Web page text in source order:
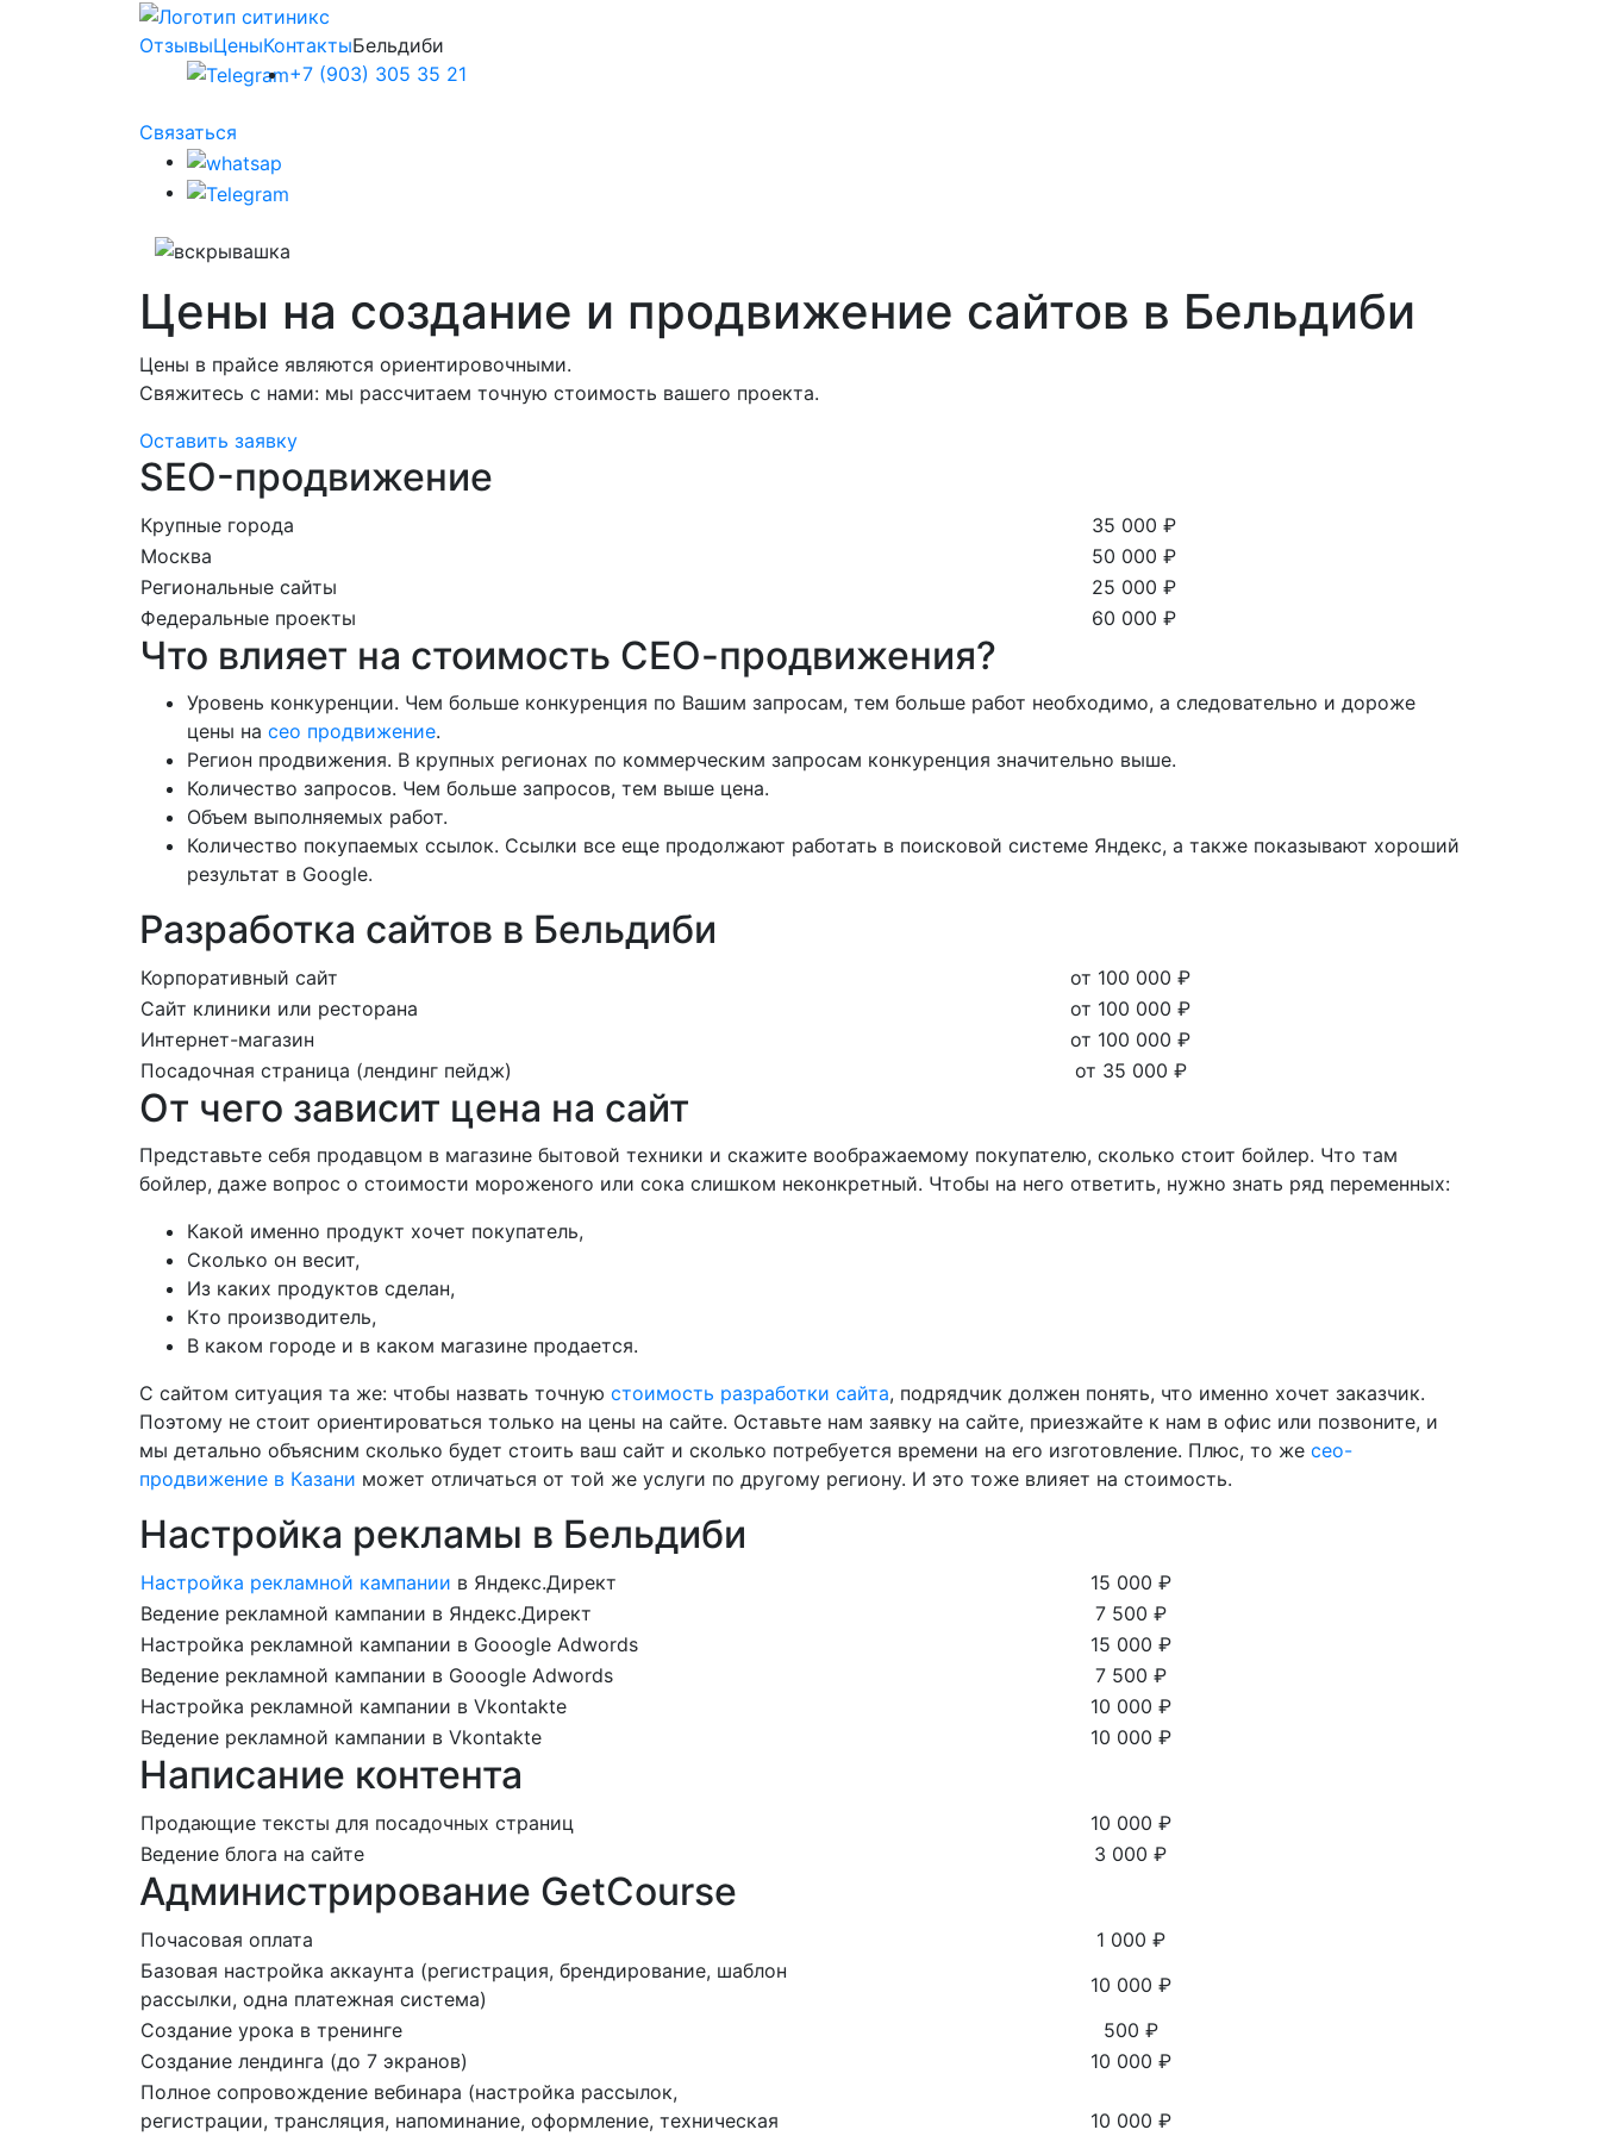
ОтзывыЦеныКонтактыБельдиби
+7 (903) 305 35 21
Связаться
Цены на создание и продвижение сайтов в Бельдиби
Цены в прайсе являются ориентировочными.
Свяжитесь с нами: мы рассчитаем точную стоимость вашего проекта.
Оставить заявку
SEO-продвижение
Крупные города
35 000 ₽
Москва
50 000 ₽
Региональные сайты
25 000 ₽
Федеральные проекты
60 000 ₽
Что влияет на стоимость СЕО-продвижения?
Уровень конкуренции. Чем больше конкуренция по Вашим запросам, тем больше работ необходимо, а следовательно и дороже
цены на сео продвижение.
Регион продвижения. В крупных регионах по коммерческим запросам конкуренция значительно выше.
Количество запросов. Чем больше запросов, тем выше цена.
Объем выполняемых работ.
Количество покупаемых ссылок. Ссылки все еще продолжают работать в поисковой системе Яндекс, а также показывают хороший
результат в Google.
Разработка сайтов в Бельдиби
Корпоративный сайт
от 100 000 ₽
Сайт клиники или ресторана
от 100 000 ₽
Интернет-магазин
от 100 000 ₽
Посадочная страница (лендинг пейдж)
от 35 000 ₽
От чего зависит цена на сайт
Представьте себя продавцом в магазине бытовой техники и скажите воображаемому покупателю, сколько стоит бойлер. Что там
бойлер, даже вопрос о стоимости мороженого или сока слишком неконкретный. Чтобы на него ответить, нужно знать ряд переменных:
Какой именно продукт хочет покупатель,
Сколько он весит,
Из каких продуктов сделан,
Кто производитель,
В каком городе и в каком магазине продается.
С сайтом ситуация та же: чтобы назвать точную стоимость разработки сайта, подрядчик должен понять, что именно хочет заказчик.
Поэтому не стоит ориентироваться только на цены на сайте. Оставьте нам заявку на сайте, приезжайте к нам в офис или позвоните, и
мы детально объясним сколько будет стоить ваш сайт и сколько потребуется времени на его изготовление. Плюс, то же сео-
продвижение в Казани может отличаться от той же услуги по другому региону. И это тоже влияет на стоимость.
Настройка рекламы в Бельдиби
Настройка рекламной кампании в Яндекс.Директ
15 000 ₽
Ведение рекламной кампании в Яндекс.Директ
7 500 ₽
Настройка рекламной кампании в Gooogle Adwords
15 000 ₽
Ведение рекламной кампании в Gooogle Adwords
7 500 ₽
Настройка рекламной кампании в Vkontakte
10 000 ₽
Ведение рекламной кампании в Vkontakte
10 000 ₽
Написание контента
Продающие тексты для посадочных страниц
10 000 ₽
Ведение блога на сайте
3 000 ₽
Администрирование GetCourse
Почасовая оплата
1 000 ₽
Базовая настройка аккаунта (регистрация, брендирование, шаблон
рассылки, одна платежная система)
10 000 ₽
Создание урока в тренинге
500 ₽
Создание лендинга (до 7 экранов)
10 000 ₽
Полное сопровождение вебинара (настройка рассылок,
регистрации, трансляция, напоминание, оформление, техническая
10 000 ₽